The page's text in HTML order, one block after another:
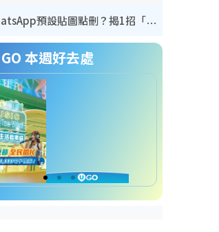
WhatsApp預設貼圖點刪？揭1招「反向操作」還原簡潔介面 附3步實測教學
本週好去處